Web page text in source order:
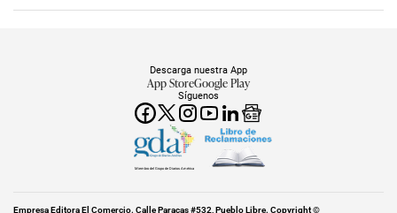
Síguenos
Descarga nuestra App
App StoreGoogle Play
Miembro del Grupo de Diarios América
Empresa Editora El Comercio. Calle Paracas #532, Pueblo Libre. Copyright ©